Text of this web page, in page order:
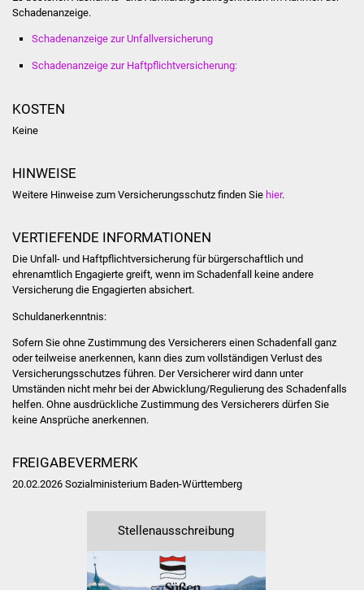
Soziale Einrichtungen
Fachteam Jugend
Kinder- und
Familienzentrum
Stadtwerke
NETZMonitor
Gesundheit und Notfall
Pflege von Angehörigen
Hitzewarnung / UV-
ÖPNV
Schadenanzeige.
Schadenanzeige zur Unfallversicherung
Schadenanzeige zur Haftpflichtversicherung:
KOSTEN
Keine
HINWEISE
Weitere Hinweise zum Versicherungsschutz finden Sie hier.
VERTIEFENDE INFORMATIONEN
Die Unfall- und Haftpflichtversicherung für bürgerschaftlich und
ehrenamtlich Engagierte greift, wenn im Schadenfall keine andere
Versicherung die Engagierten absichert.
Schuldanerkenntnis:
Sofern Sie ohne Zustimmung des Versicherers einen Schadenfall ganz
oder teilweise anerkennen, kann dies zum vollständigen Verlust des
Versicherungsschutzes führen. Der Versicherer wird dann unter
Umständen nicht mehr bei der Abwicklung/Regulierung des Schadenfalls
helfen. Ohne ausdrückliche Zustimmung des Versicherers dürfen Sie
keine Ansprüche anerkennen.
FREIGABEVERMERK
20.02.2026 Sozialministerium Baden-Württemberg
Stellenausschreibung